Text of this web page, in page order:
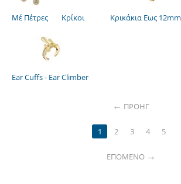
Μέ Πέτρες Κρίκοι Κρικάκια Εως 12mm
Ear Cuffs - Ear Climber
ΠΡΟΗΓ
1 2 3 4 5
ΕΠΌΜΕΝΟ